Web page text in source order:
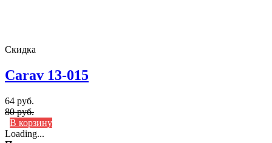
Скидка
Carav 13-015
64 руб.
80 руб.
В корзину
Loading...